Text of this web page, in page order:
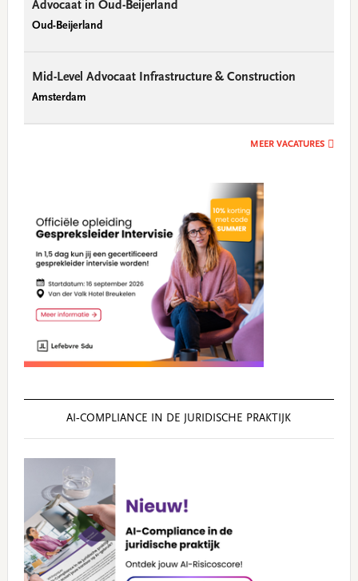
Advocaat in Oud-Beijerland
Oud-Beijerland
Mid-Level Advocaat Infrastructure & Construction
Amsterdam
MEER VACATURES
AI‑COMPLIANCE IN DE JURIDISCHE PRAKTIJK